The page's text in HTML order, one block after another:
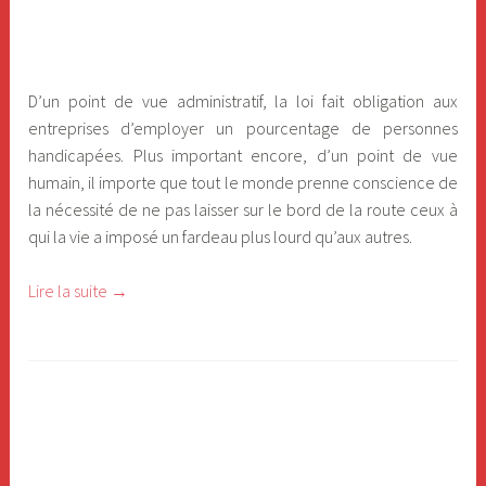
2
»
D’un point de vue administratif, la loi fait obligation aux
entreprises d’employer un pourcentage de personnes
handicapées. Plus important encore, d’un point de vue
humain, il importe que tout le monde prenne conscience de
la nécessité de ne pas laisser sur le bord de la route ceux à
qui la vie a imposé un fardeau plus lourd qu’aux autres.
Lire la suite «
→